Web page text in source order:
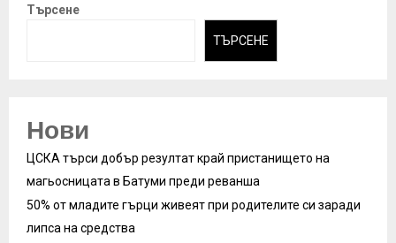
Търсене
ТЪРСЕНЕ
Нови
ЦСКА търси добър резултат край пристанището на
магьосницата в Батуми преди реванша
50% от младите гърци живеят при родителите си заради
липса на средства